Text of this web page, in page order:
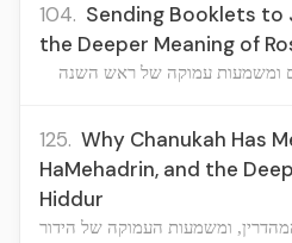
104. Sending Booklets to
the Deeper Meaning of
ומשמעות עמוקה של ראש השנה
125. Why Chanukah Has
HaMehadrin, and the
Hiddur
ומשמעות העמוקה של הידור